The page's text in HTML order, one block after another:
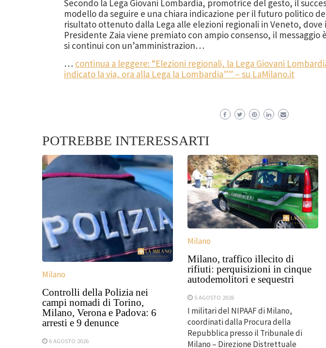
Secondo la Lega Giovani Lombardia, promotrice del gesto, il
modello da seguire e una chiara indicazione per il futuro politico
risultato ottenuto dalla Lega alle elezioni regionali in Veneto,
Presidente Zaia viene premiato con ampio consenso, il messaggio
si continui con un’amministrazion…
… continua a leggere: “Elezioni regionali, la Lega Giovani
indicato la via, ora alla Lega la Lombardia”” – su LaMilano.it
POTREBBE INTERESSARTI
Milano
Controlli della Polizia nei
campi nomadi di Torino,
Milano, Verona e Padova: 6
arresti e 9 denunce
6 AGOSTO 2026
Milano
Milano, traffico illecito di
rifiuti: perquisizioni in cinque
autodemolitori e sequestri
5 AGOSTO 2026
I militari del NIPAAF di Milano,
coordinati dalla Procura della
Repubblica presso il Tribunale di
Milano – Direzione Distrettuale